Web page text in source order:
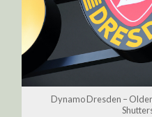
Dynamo Dresden –